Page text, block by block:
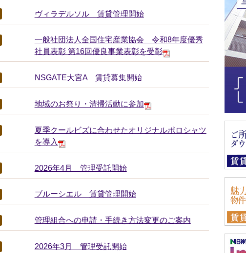
ヴィラデルソル 賃貸管理開始
一般社団法人全国住宅産業協会 令和8年度優秀
社員表彰 第16回優良事業表彰を受彰
NSGATE大宮A 賃貸募集開始
地域のお祭り・清掃活動に参加
夏季クールビズに合わせたオリジナルポロシャツ
を導入
2026年4月 管理受託開始
ブルーシエル 賃貸管理開始
管理組合への申請・手続き方法変更のご案内
2026年3月 管理受託開始